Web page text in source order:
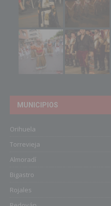
MUNICIPIOS
Orihuela
Torrevieja
Almoradí
Bigastro
Rojales